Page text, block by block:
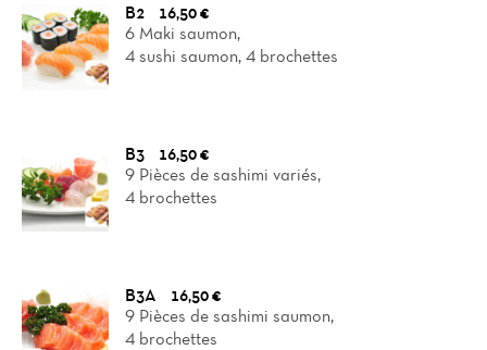
B2
16,50 €
6 Maki saumon,
4 sushi saumon, 4 brochettes
B3
16,50 €
9 Pièces de sashimi variés,
4 brochettes
B3A
16,50 €
9 Pièces de sashimi saumon,
4 brochettes